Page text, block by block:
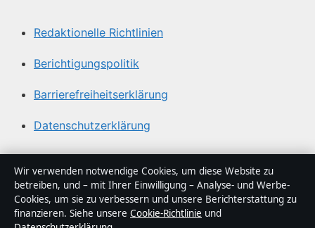
Redaktionelle Richtlinien
Berichtigungspolitik
Barrierefreiheitserklärung
Datenschutzerklärung
Über Politikstudio in Kürze
Politikstudio ist ein unabhängiger digitaler
Nachrichtenanbieter mit Fokus auf Politik, Wirtschaft,
Wir verwenden notwendige Cookies, um diese Website zu
betreiben, und – mit Ihrer Einwilligung – Analyse- und Werbe-
Cookies, um sie zu verbessern und unsere Berichterstattung zu
finanzieren. Siehe unsere Cookie-Richtlinie und